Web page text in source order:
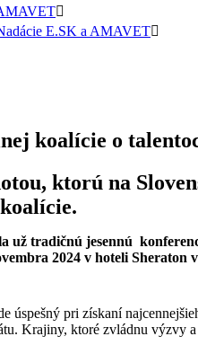
E.SK a AMAVET
koalície o
ktorú na
už tradičnú jesennú
2024 v hoteli
úspešný pri získaní
Krajiny, ktoré zvládnu výzvy